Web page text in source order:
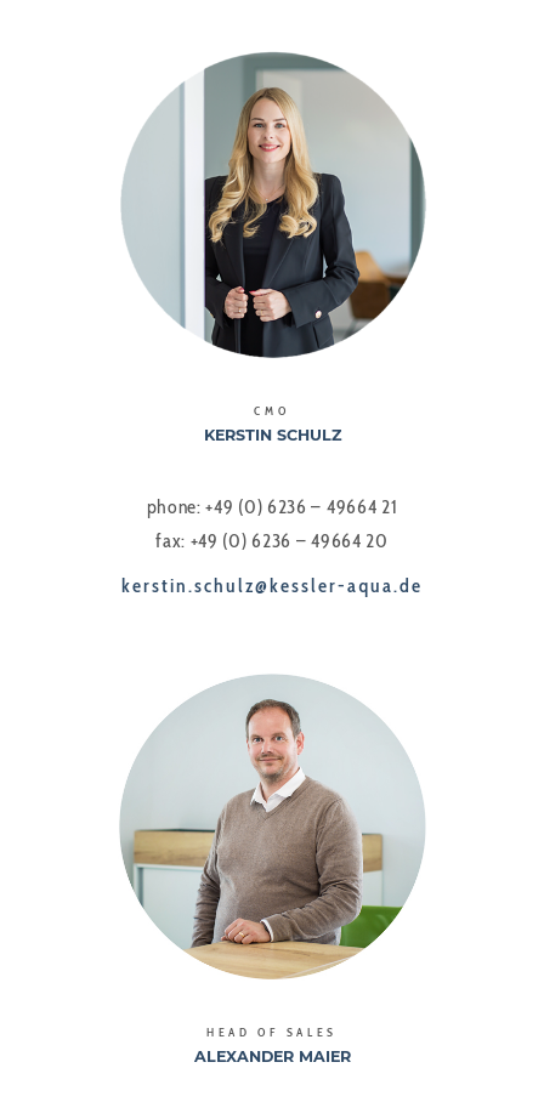
CMO
KERSTIN SCHULZ
phone: +49 (0) 6236 – 49664 21
fax: +49 (0) 6236 – 49664 20
kerstin.schulz@kessler-aqua.de
HEAD OF SALES
ALEXANDER MAIER